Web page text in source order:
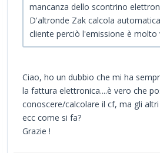
mancanza dello scontrino
D'altronde Zak calcola
cliente perciò l'emissione è molto
Ciao, ho un dubbio che mi ha
la fattura elettronica....è vero che
conoscere/calcolare il cf, ma gli
ecc come si fa?
Grazie !